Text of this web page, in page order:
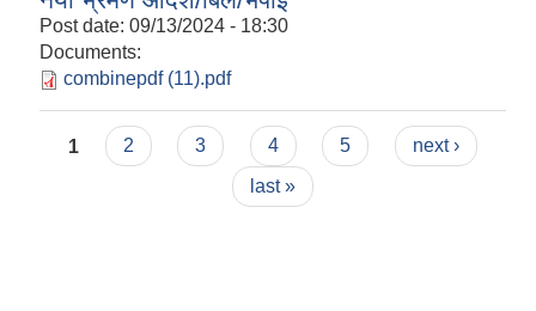
Post date: 09/13/2024 - 18:30
Documents:
combinepdf (11).pdf
Pages
1 2 3 4 5
next ›
last »